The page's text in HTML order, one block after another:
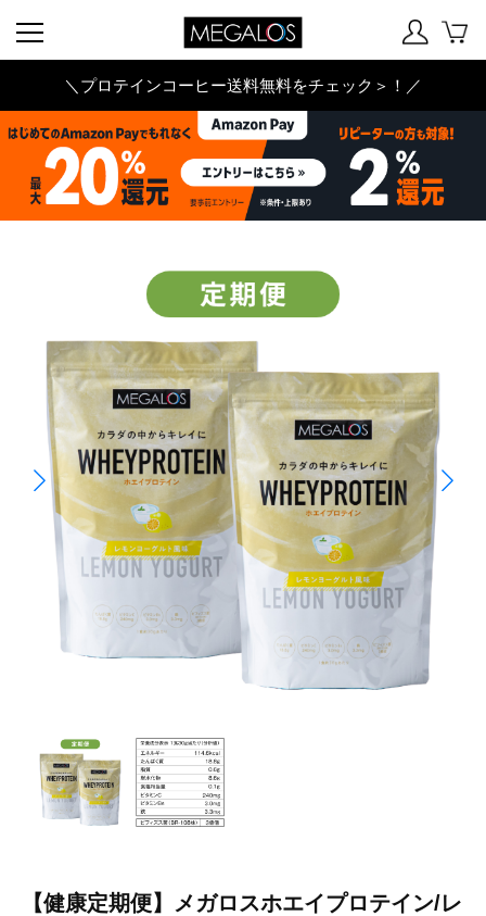
＼プロテインコーヒー送料無料をチェック＞！／
【健康定期便】メガロスホエイプロテイン/レ